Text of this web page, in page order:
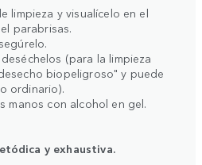
limpieza y visualícelo en el
parabrisas.
(para la limpieza
biopeligroso" y puede
ordinario).
manos con alcohol en gel.
y exhaustiva.